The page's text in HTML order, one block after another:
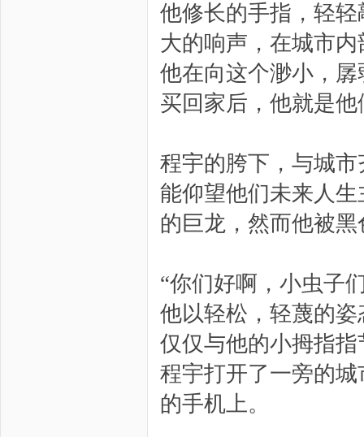
他修长的手指，轻
大的响声，在城市内
他在向这个渺小，
买回家后，他就是
程宇的胯下，与城
能仰望他们未来人
的巨龙，然而他被
“你们好啊，小虫子
他以轻松，轻蔑的
仅仅与他的小拇指指
程宇打开了一旁的
的手机上。